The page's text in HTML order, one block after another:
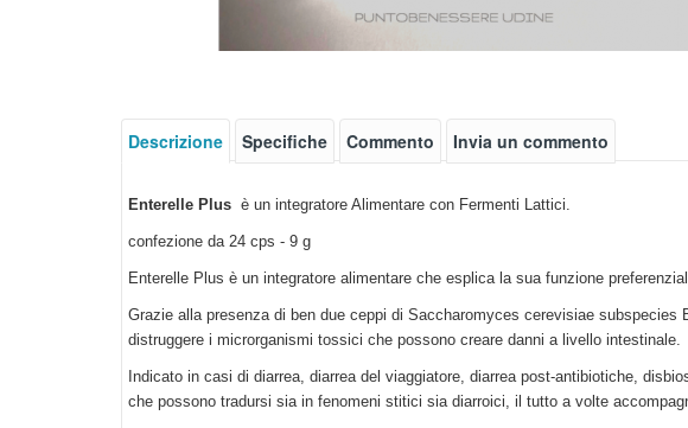
Descrizione Specifiche Commento Invia un commento
Enterelle Plus è un integratore Alimentare con Fermenti Lattici.
confezione da 24 cps - 9 g
Enterelle Plus è un integratore alimentare che esplica la sua funzione
Grazie alla presenza di ben due ceppi di Saccharomyces cerevisiae
distruggere i microrganismi tossici che possono creare danni a livello intestinale.
Indicato in casi di diarrea, diarrea del viaggiatore, diarrea post-antibiotiche,
che possono tradursi sia in fenomeni stitici sia diarroici, il tutto a volte